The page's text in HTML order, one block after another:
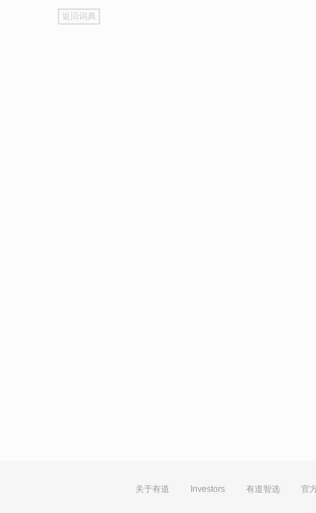
go
top
返回词典
关于有道 Investors 有道智选 官